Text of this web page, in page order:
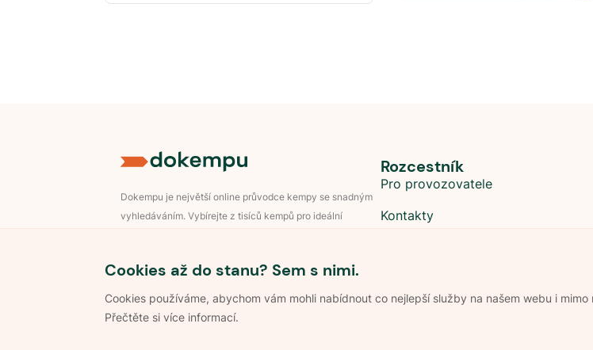
Cookies až do stanu? Sem s nimi.
Cookies používáme, abychom vám mohli nabídnout co nejlepší služby na našem webu i mimo
Přečtěte si více informací.
Dokempu je největší online průvodce kempy se snadným
vyhledáváním. Vybírejte z tisíců kempů pro ideální
Rozcestník
Pro provozovatele
Kontakty